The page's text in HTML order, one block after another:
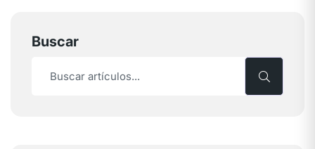
Buscar